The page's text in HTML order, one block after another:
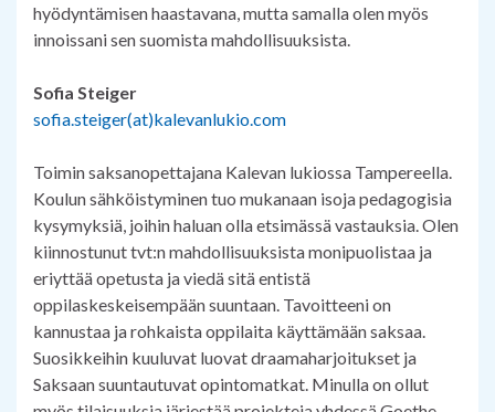
hyödyntämisen haastavana, mutta samalla olen myös
innoissani sen suomista mahdollisuuksista.
Sofia Steiger
sofia.steiger(at)kalevanlukio.com
Toimin saksanopettajana Kalevan lukiossa Tampereella.
Koulun sähköistyminen tuo mukanaan isoja pedagogisia
kysymyksiä, joihin haluan olla etsimässä vastauksia. Olen
kiinnostunut tvt:n mahdollisuuksista monipuolistaa ja
eriyttää opetusta ja viedä sitä entistä
oppilaskeskeisempään suuntaan. Tavoitteeni on
kannustaa ja rohkaista oppilaita käyttämään saksaa.
Suosikkeihin kuuluvat luovat draamaharjoitukset ja
Saksaan suuntautuvat opintomatkat. Minulla on ollut